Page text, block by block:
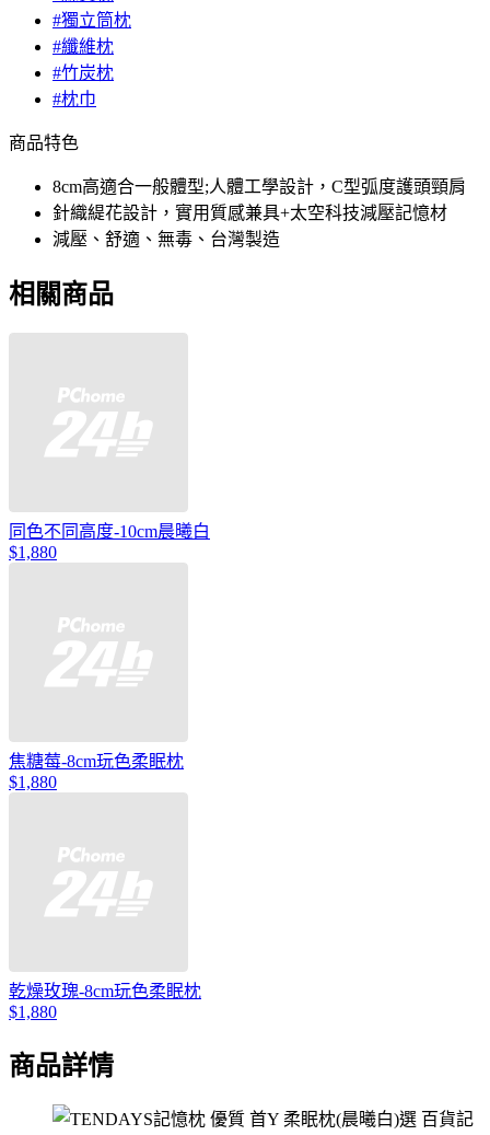
#獨立筒枕
#纖維枕
#竹炭枕
#枕巾
商品特色
8cm高適合一般體型;人體工學設計，C型弧度護頭頸肩
針織緹花設計，實用質感兼具+太空科技減壓記憶材
減壓、舒適、無毒、台灣製造
相關商品
同色不同高度-10cm晨曦白
$1,880
焦糖莓-8cm玩色柔眠枕
$1,880
乾燥玫瑰-8cm玩色柔眠枕
$1,880
商品詳情